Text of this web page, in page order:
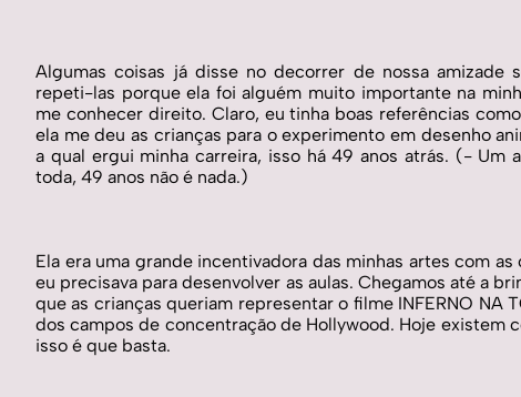
Algumas coisas já disse no decorrer de nossa amizade
repeti-las porque ela foi alguém muito importante na
me conhecer direito. Claro, eu tinha boas referências
ela me deu as crianças para o experimento em desenho
a qual ergui minha carreira, isso há 49 anos atrás. (- Um
toda, 49 anos não é nada.)
Ela era uma grande incentivadora das minhas artes com
eu precisava para desenvolver as aulas. Chegamos até a
que as crianças queriam representar o filme INFERNO NA
dos campos de concentração de Hollywood. Hoje existem
isso é que basta.